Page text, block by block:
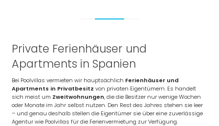
Private Ferienhäuser und
Apartments in Spanien
Bei Poolvillas vermieten wir hauptsächlich Ferienhäuser und
Apartments in Privatbesitz von privaten Eigentümern. Es handelt
sich meist um Zweitwohnungen, die die Besitzer nur wenige Wochen
oder Monate im Jahr selbst nutzen. Den Rest des Jahres stehen sie leer
– und genau deshalb stellen die Eigentümer sie über eine zuverlässige
Agentur wie Poolvillas für die Ferienvermietung zur Verfügung.